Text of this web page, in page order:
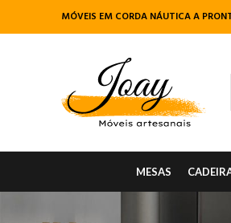
MÓVEIS EM CORDA NÁUTICA A
MESAS